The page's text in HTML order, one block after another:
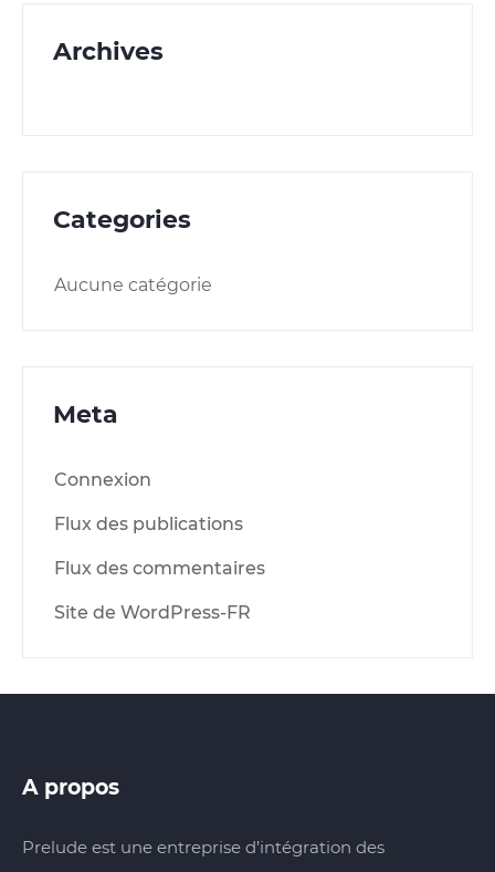
Archives
Categories
Aucune catégorie
Meta
Connexion
Flux des publications
Flux des commentaires
Site de WordPress-FR
A propos
Prelude est une entreprise d’intégration des